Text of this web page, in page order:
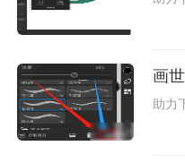
画
助力